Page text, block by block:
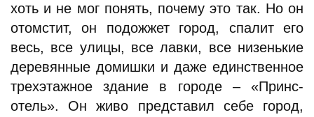
хоть и не мог понять, почему это так. Но он
отомстит, он подожжет город, спалит его
весь, все улицы, все лавки, все низенькие
деревянные домишки и даже единственное
трехэтажное здание в городе – «Принс-
отель». Он живо представил себе город,